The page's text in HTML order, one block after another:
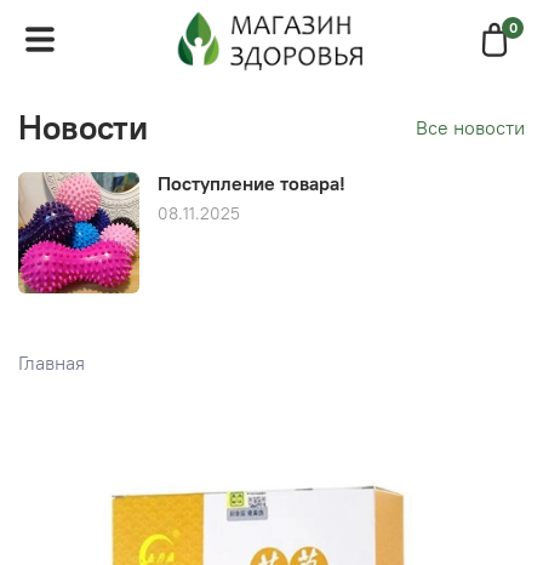
0
Главная
Новости Все новости
Поступление товара!
08.11.2025